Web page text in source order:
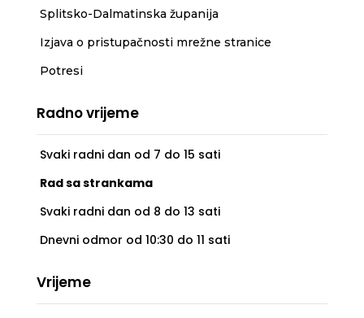
Splitsko-Dalmatinska županija
Izjava o pristupačnosti mrežne stranice
Potresi
Radno vrijeme
Svaki radni dan od 7 do 15 sati
Rad sa strankama
Svaki radni dan od 8 do 13 sati
Dnevni odmor od 10:30 do 11 sati
Vrijeme